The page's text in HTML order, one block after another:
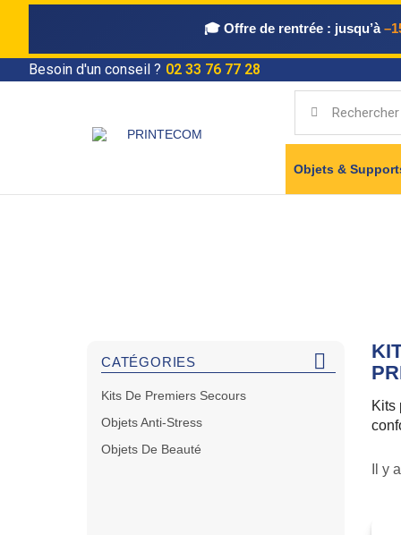
🎓 Offre de rentrée : jusqu’à
Besoin d'un conseil ? 02 33 76 77 28
Objets &
CATÉGORIES 
Kits De Premiers Secours
Objets Anti-Stress
Objets De Beauté
Kits
Il y